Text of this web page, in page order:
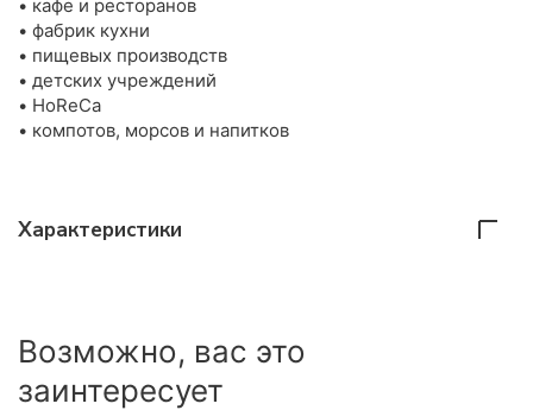
• кафе и ресторанов
• фабрик кухни
• пищевых производств
• детских учреждений
• HoReCa
• компотов, морсов и напитков
Характеристики
Возможно, вас это
заинтересует